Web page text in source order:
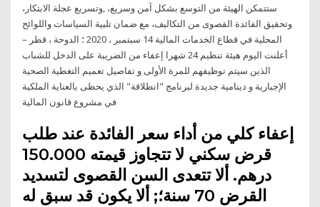
ستتمكن الهيئة من التوسع بشكل آمن وسريع، ,وتسريع عجلة الابتكار،
وتحقيق الفائدة القصوى من التكاليف، مع ضمان تلبية السياسات واللوائح
المحلية في قطاع الخدمات المالية 14 سبتمبر ، 2020 ؛ الدوحة ، قطر –
أعلنت اليوم هيئة تنظيم 24 شهرا إعفاء من الضريبة على الدخل للشباب
الذين سيتم توظيفهم للمرة الأولى و تفاصيل تعميم التغطية الصحية
الإجبارية و دينامية جديدة لبرنامج "انطلاقة" الذي يحظى بالعناية الملكية
في مشروع قانون المالية
إعفاء كلي من أداء سعر الفائدة عند طلب
قرض سكني لا تتجاوز قيمته 150.000
درهم. ألا تتعدى السن القصوى لتسديد
القرض 70 سنة؛; ألا يكون قد سبق له